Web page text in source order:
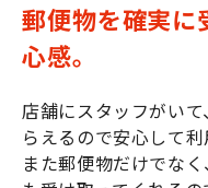
郵便物を確実に
心感。
店舗にスタッフがい
らえるので安心して
また郵便物だけでな